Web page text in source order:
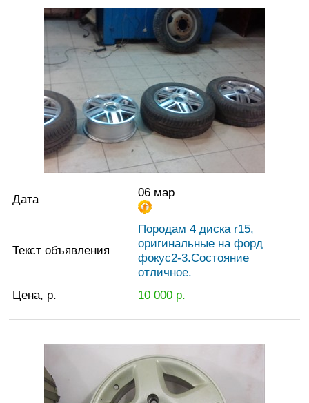
Дата 06 мар
Текст объявления
Породам 4 диска r15,
оригинальные на форд
фокус2-3.Состояние
отличное.
Цена, р.
10 000р.